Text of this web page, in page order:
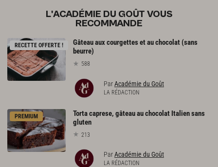
L'ACADÉMIE DU GOÛT VOUS
RECOMMANDE
RECETTE OFFERTE !
Gâteau aux courgettes et au chocolat (sans
beurre)
588
ParAcadémie du Goût
LA RÉDACTION
PREMIUM
Torta caprese, gâteau au chocolat Italien sans
gluten
213
ParAcadémie du Goût
LA RÉDACTION